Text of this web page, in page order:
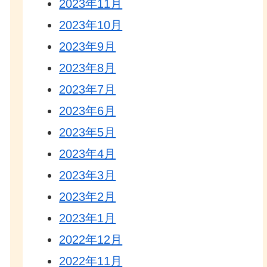
2023年11月
2023年10月
2023年9月
2023年8月
2023年7月
2023年6月
2023年5月
2023年4月
2023年3月
2023年2月
2023年1月
2022年12月
2022年11月